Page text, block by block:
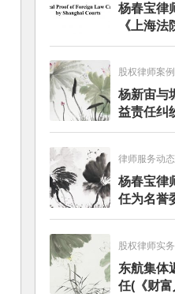
杨春宝律
《上海
例》
股权律师案
杨新宙与
益责任纠
律师服务动态
杨春宝律
任为名誉
股权律师实
东航集体
任(《财